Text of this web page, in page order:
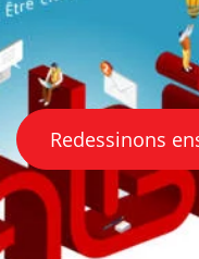
Redessinons